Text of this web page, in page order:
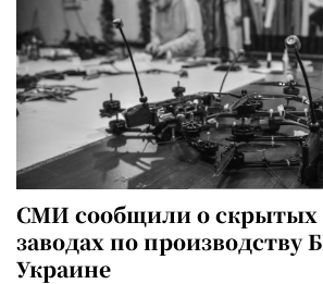
СМИ сообщили о скрытых
заводах по производству
Украине